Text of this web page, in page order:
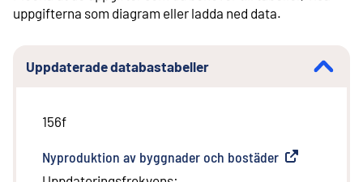
uppgifterna som diagram eller ladda ned data.
Uppdaterade databastabeller
156f
Nyproduktion av byggnader och bostäder Extern länk